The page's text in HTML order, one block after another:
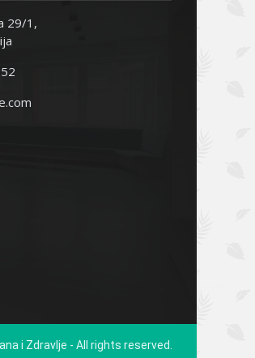
29/1,
i Zdravlje - All rights reserved.